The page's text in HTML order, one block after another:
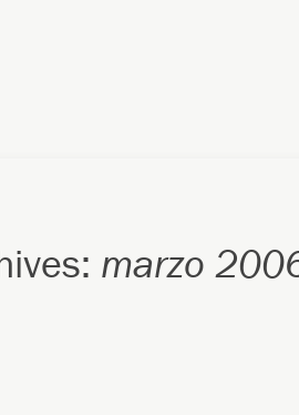
marzo